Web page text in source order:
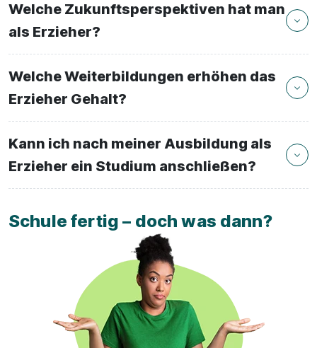
Welche Zukunftsperspektiven hat man
als Erzieher?
Welche Weiterbildungen erhöhen das
Erzieher Gehalt?
Kann ich nach meiner Ausbildung als
Erzieher ein Studium anschließen?
Schule fertig – doch was dann?